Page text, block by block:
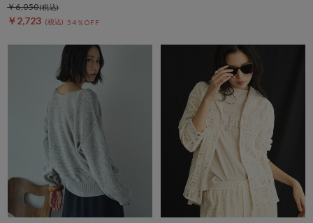
￥2,723 54％OFF
￥6,050